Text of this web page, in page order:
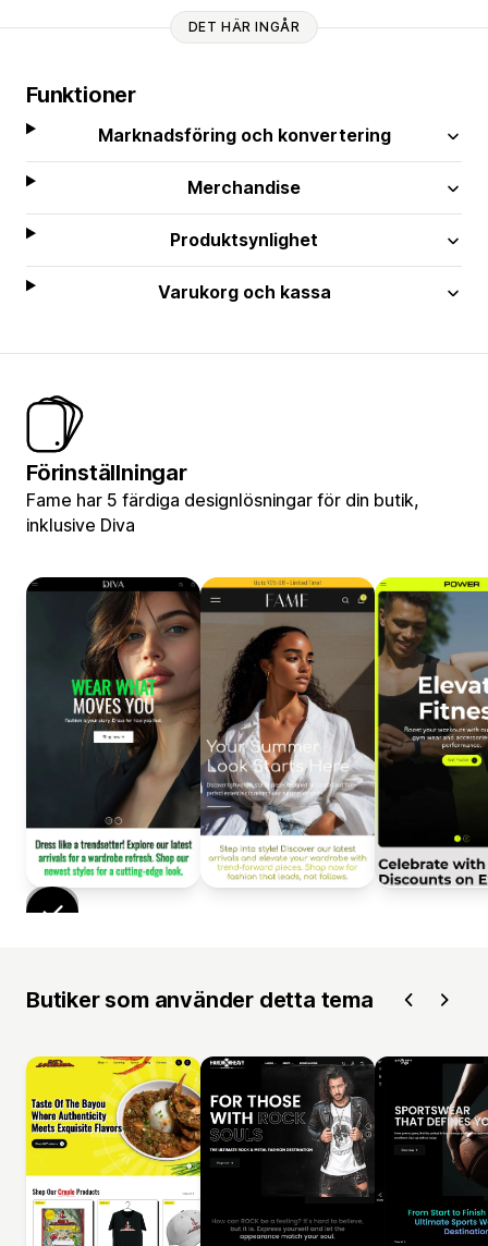
DET HÄR INGÅR
Funktioner
Marknadsföring och konvertering
Merchandise
Produktsynlighet
Varukorg och kassa
Förinställningar
Fame har 5 färdiga designlösningar för din butik,
inklusive Diva
Butiker som använder detta tema